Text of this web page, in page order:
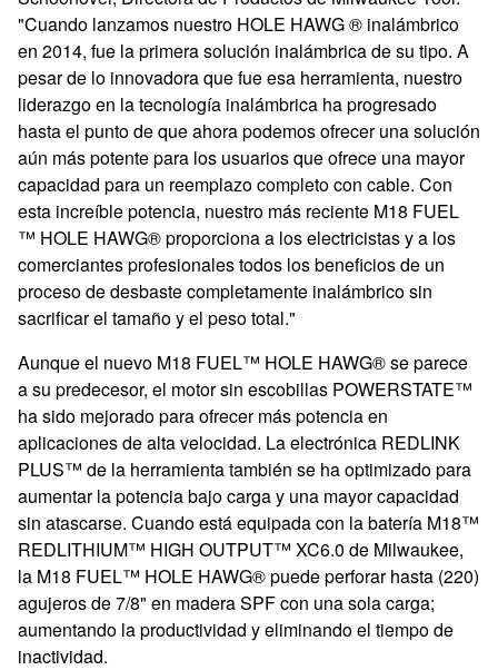
"Cuando lanzamos nuestro HOLE HAWG® inalámbrico
en 2014, fue la primera solución inalámbrica de su tipo. A
pesar de lo innovadora que fue esa herramienta, nuestro
liderazgo en la tecnología inalámbrica ha progresado
hasta el punto de que ahora podemos ofrecer una solución
aún más potente para los usuarios que ofrece una mayor
capacidad para un reemplazo completo con cable. Con
esta increíble potencia, nuestro más reciente M18 FUEL
™ HOLE HAWG® proporciona a los electricistas y a los
comerciantes profesionales todos los beneficios de un
proceso de desbaste completamente inalámbrico sin
sacrificar el tamaño y el peso total."
Aunque el nuevo M18 FUEL™ HOLE HAWG® se parece
a su predecesor, el motor sin escobillas POWERSTATE™
ha sido mejorado para ofrecer más potencia en
aplicaciones de alta velocidad. La electrónica REDLINK
PLUS™ de la herramienta también se ha optimizado para
aumentar la potencia bajo carga y una mayor capacidad
sin atascarse. Cuando está equipada con la batería M18™
REDLITHIUM™ HIGH OUTPUT™ XC6.0 de Milwaukee,
la M18 FUEL™ HOLE HAWG®puede perforar hasta (220)
agujeros de 7/8" en madera SPF con una sola carga;
aumentando la productividad y eliminando el tiempo de
inactividad.